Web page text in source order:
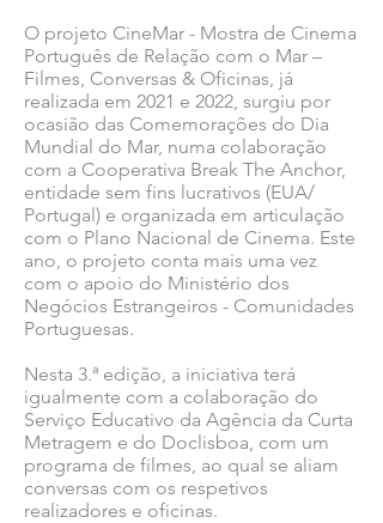
O projeto CineMar - Mostra de Cinema
Português de Relação com o Mar –
Filmes, Conversas & Oficinas, já
realizada em 2021 e 2022, surgiu por
ocasião das Comemorações do Dia
Mundial do Mar, numa colaboração
com a Cooperativa Break The Anchor,
entidade sem fins lucrativos (EUA/
Portugal) e organizada em articulação
com o Plano Nacional de Cinema. Este
ano, o projeto conta mais uma vez
com o apoio do Ministério dos
Negócios Estrangeiros - Comunidades
Portuguesas.
Nesta 3.ª edição, a iniciativa terá
igualmente com a colaboração do
Serviço Educativo da Agência da Curta
Metragem e do Doclisboa, com um
programa de filmes, ao qual se aliam
conversas com os respetivos
realizadores e oficinas.